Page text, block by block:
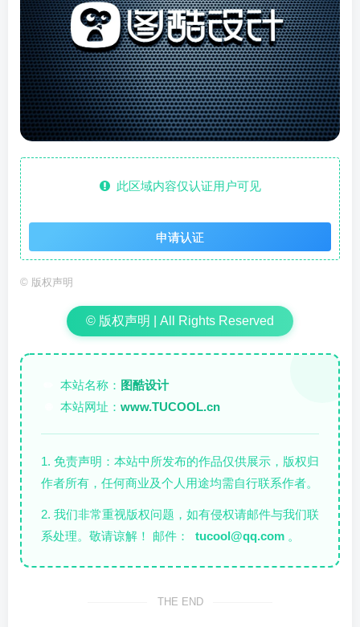
此区域内容仅认证用户可见
申请认证
© 版权声明
© 版权声明 | All Rights Reserved
本站名称： 图酷设计
本站网址： www.TUCOOL.cn
1. 免责声明：本站中所发布的作品仅供展示，版权归
作者所有，任何商业及个人用途均需自行联系作者。
2. 我们非常重视版权问题，如有侵权请邮件与我们联
系处理。敬请谅解！ 邮件：
tucool@qq.com 。
THE END